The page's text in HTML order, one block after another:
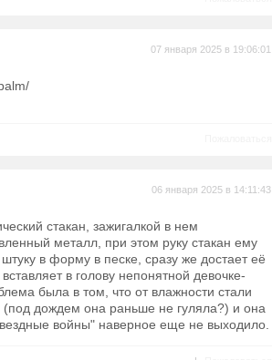
07 января 2025 в 19:06:01
06 января 2025 в 14:11:43
стакан, зажигалкой в нем
металл, при этом руку стакан ему
в форму в песке, сразу же достает её
в голову непонятной девочке-
была в том, что от влажности стали
(под дождем она раньше не гуляла?) и она
войны" наверное еще не выходило.